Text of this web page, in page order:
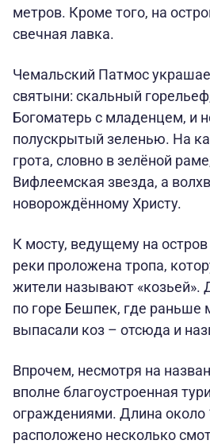
метров. Кроме того, на
свечная лавка.
Чемальский Патмос
святыни: скальный
Богоматерь с младенцем, и
полускрытый зеленью. На
грота, словно в зелёной
Вифлеемская звезда, а
новорождённому Христу.
К мосту, ведущему на
реки проложена тропа,
жители называют «козьей».
по горе Бешпек, где раньше
выпасали коз – отсюда и
Впрочем, несмотря на
вполне благоустроенная
ограждениями. Длина около
расположено несколько